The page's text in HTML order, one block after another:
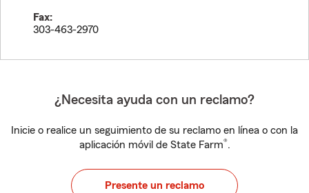
Fax:
303-463-2970
¿Necesita ayuda con un reclamo?
Inicie o realice un seguimiento de su reclamo en línea o con la
aplicación móvil de State Farm®.
Presente un reclamo